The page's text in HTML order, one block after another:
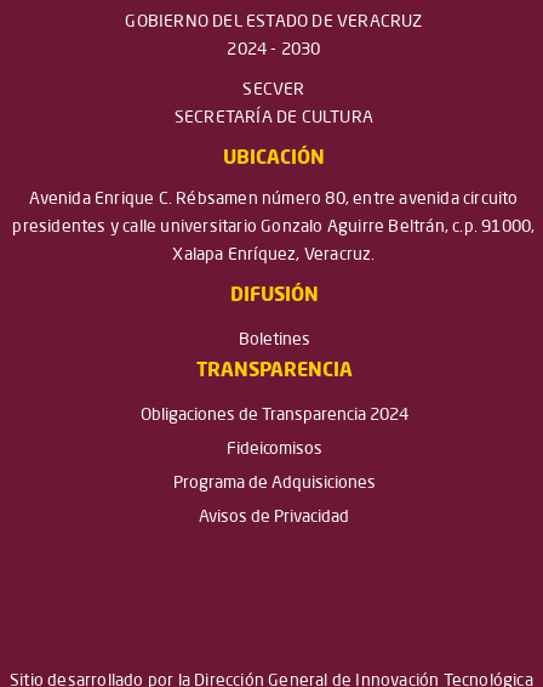
GOBIERNO DEL ESTADO DE VERACRUZ
2024 - 2030
SECVER
SECRETARÍA DE CULTURA
UBICACIÓN
Avenida Enrique C. Rébsamen número 80, entre avenida circuito
presidentes y calle universitario Gonzalo Aguirre Beltrán, c.p. 91000,
Xalapa Enríquez, Veracruz.
DIFUSIÓN
Boletines
TRANSPARENCIA
Obligaciones de Transparencia 2024
Fideicomisos
Programa de Adquisiciones
Avisos de Privacidad
Sitio desarrollado por la Dirección General de Innovación Tecnológica